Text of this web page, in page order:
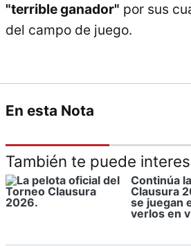
"terrible ganador" por sus
del campo de juego.
En esta Nota
También te puede
Continúa
Clausura
se juegan
verlos en